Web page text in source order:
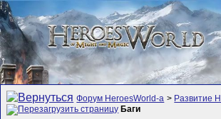
Форум HeroesWorld-а > Развитие
Баги